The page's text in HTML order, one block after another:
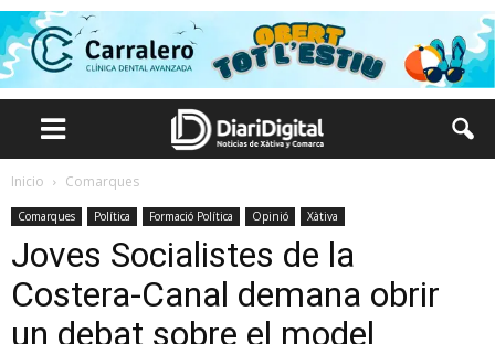
Inicio Comarques
Comarques Política Formació Política Opinió Xàtiva
Joves Socialistes de la
Costera-Canal demana obrir
un debat sobre el model